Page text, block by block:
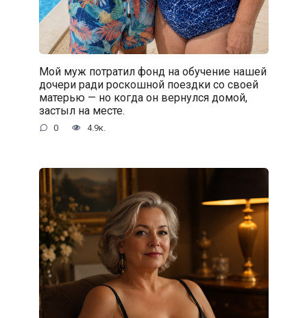
Мой муж потратил фонд на обучение нашей
дочери ради роскошной поездки со своей
матерью — но когда он вернулся домой,
застыл на месте.
0 4.9к.